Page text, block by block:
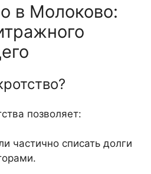
в Молоково:
позволяет:
частично списать долги